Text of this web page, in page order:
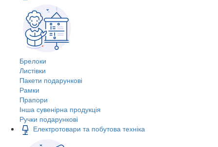
Брелоки
Листівки
Пакети подарункові
Рамки
Прапори
Інша сувенірна продукція
Ручки подарункові
Електротовари та побутова техніка